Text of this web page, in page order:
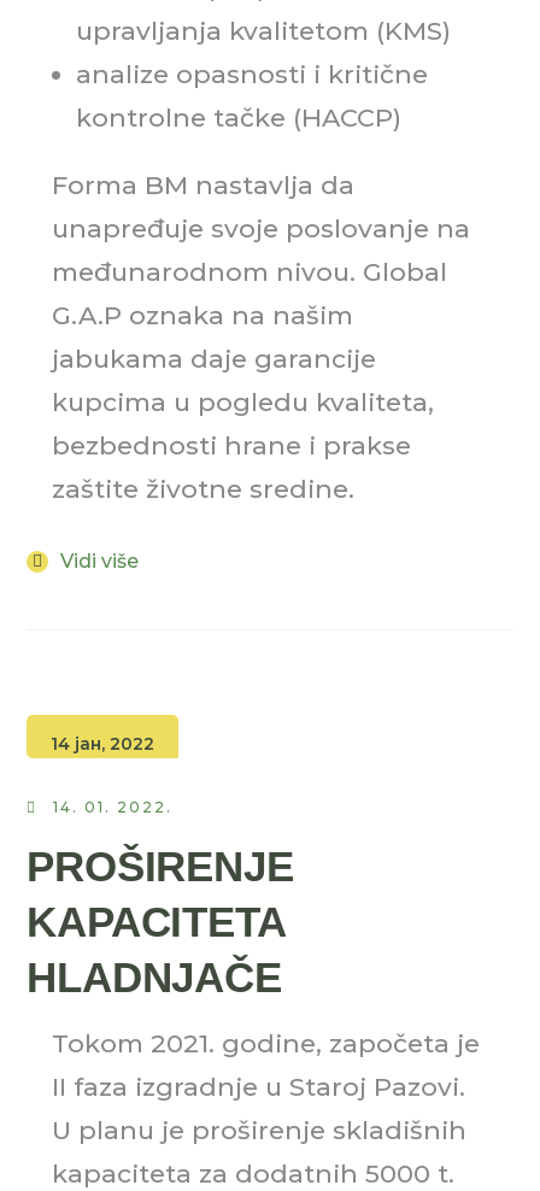
upravljanja kvalitetom (KMS)
analize opasnosti i kritične
kontrolne tačke (HACCP)
Forma BM nastavlja da
unapređuje svoje poslovanje na
međunarodnom nivou. Global
G.A.P oznaka na našim
jabukama daje garancije
kupcima u pogledu kvaliteta,
bezbednosti hrane i prakse
zaštite životne sredine.
Vidi više
14 јан, 2022
14. 01. 2022.
PROŠIRENJE
KAPACITETA
HLADNJAČE
Tokom 2021. godine, započeta je
II faza izgradnje u Staroj Pazovi.
U planu je proširenje skladišnih
kapaciteta za dodatnih 5000 t.